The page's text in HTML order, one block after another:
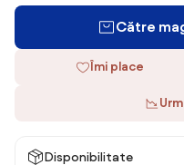
Către
Îmi place
Disponibilitate